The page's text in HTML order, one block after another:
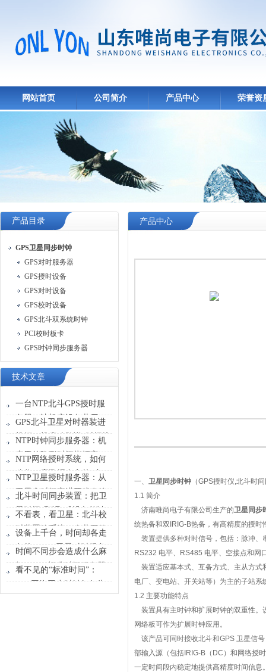
网站首页 公司简介 产品中心 荣誉资
产品目录
GPS卫星同步时钟
GPS对时服务器
GPS授时设备
GPS对时设备
GPS校时设备
GPS北斗双系统时钟
PCI校时板卡
GPS时钟同步服务器
技术文章
一台NTP北斗GPS授时服
务器，让机房设备共用一
张“时刻表”
GPS北斗卫星对时器装进
机柜，机房才敢说“时间统
一”
NTP时钟同步服务器：机
房里的隐形时间指挥官
NTP网络授时系统，如何
稳住一座数据中心的“心
跳”？
NTP卫星授时服务器：从
卫星拿时间塞进网线发给
设备
北斗时间同步装置：把卫
星时间“翻译”成设备能读
懂的信号
不看表，看卫星：北斗校
时装置给系统一个共同的
时间原点
设备上千台，时间却各走
各的？GPS卫星对时服务
器能做什么？
时间不同步会造成什么麻
烦？GPS标准时间服务器
解决的不只是校时
看不见的“标准时间”：
GPS网络同步时钟如何为
产品中心
一、 卫星同步时钟 （GPS授时仪,北斗时
1.1 简介
济南唯尚电子有限公司生产的卫星同步
统热备和双 IRIG-B热备，有高精度的授时
装置提供多种对时信号，包括：脉冲、
RS232 电平、 RS485 电平、空接点和网
装置适应基本式、互备方式、主从方
电厂、变电站、开关站等）为主的子站
1.2 主要功能特点
装置具有主时钟和扩展时钟的双重性
网络板可作为扩展时钟应用。
该产品可同时接收北斗和GPS 卫星信
部输入源（包括 IRIG-B （ DC ）和网络授
一定时间段内稳定地提供高精度时间信